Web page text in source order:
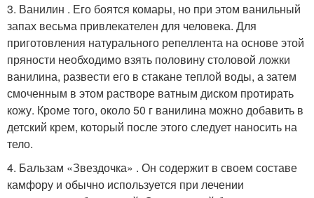
3. Ванилин . Его боятся комары, но при этом ванильный
запах весьма привлекателен для человека. Для
приготовления натурального репеллента на основе этой
пряности необходимо взять половину столовой ложки
ванилина, развести его в стакане теплой воды, а затем
смоченным в этом растворе ватным диском протирать
кожу. Кроме того, около 50 г ванилина можно добавить в
детский крем, который после этого следует наносить на
тело.
4. Бальзам «Звездочка» . Он содержит в своем составе
камфору и обычно используется при лечении